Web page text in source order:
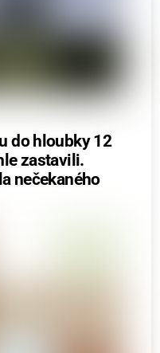
do hloubky 12
zastavili.
nečekaného